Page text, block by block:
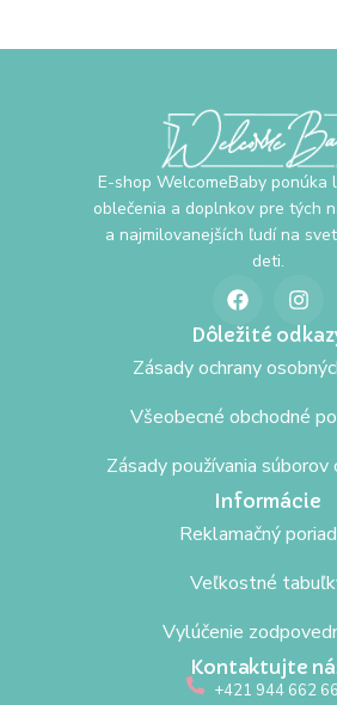
E-shop WelcomeBaby ponúka
oblečenia a doplnkov pre tých
a najmilovanejších ľudí na
deti.
Dôležité
Zásady ochrany
Všeobecné obchodné
Zásady používania súborov
Informácie
Reklamačný
Veľkostné
Vylúčenie
Kontaktujte
+421 944 662